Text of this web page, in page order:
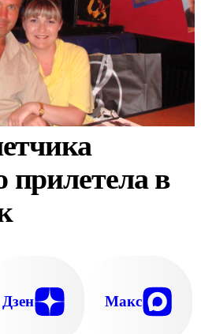
в
Дзен Макс